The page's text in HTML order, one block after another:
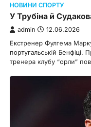
НОВИНИ СПОРТУ
У Трубіна й
admin 12.06.2026
Екстренер Фулгема
португальській
тренера клубу “орли”